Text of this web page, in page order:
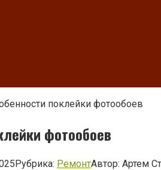
поклейки фотообоев
фотообоев
Рубрика: РемонтАвтор: Артем